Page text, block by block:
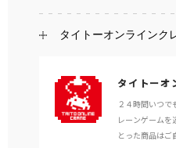
タイトーオンラインク
タイトーオ
２４時間いつで
レーンゲームを
とった商品はご